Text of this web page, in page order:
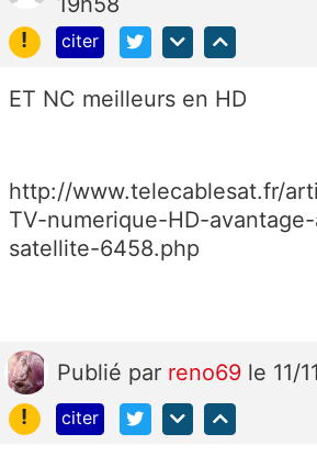
!
citer
ET NC meilleurs en HD
http://www.telecablesat.fr/
TV-numerique-HD-
satellite-6458.php
Publié par reno69 le 11/
!
citer